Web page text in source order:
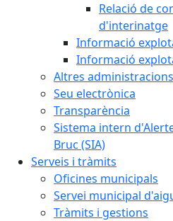
Relació de
d'interinatge
Informació
Informació
Altres administracions
Seu electrònica
Transparència
Sistema intern
Bruc (SIA)
Serveis i tràmits
Oficines municipals
Servei municipal
Tràmits i gestions